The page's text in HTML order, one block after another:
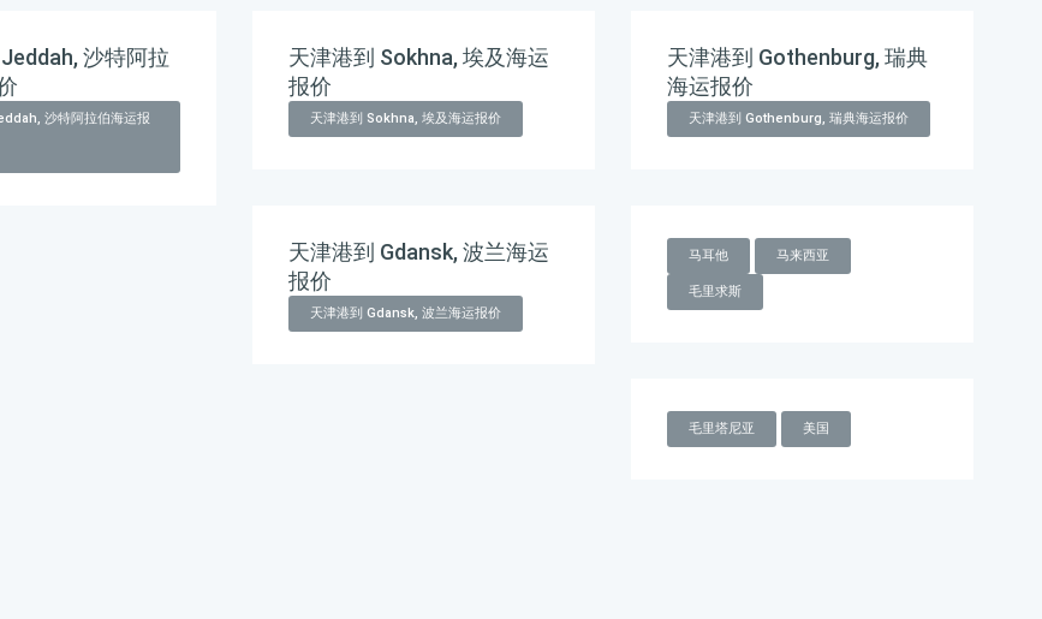
沙特阿拉
沙特阿拉伯海运报
天津港到 Sokhna, 埃及海运
报价
天津港到 Sokhna, 埃及海运报价
天津港到 Gothenburg, 瑞典
海运报价
天津港到 Gothenburg, 瑞典海运报价
天津港到 Gdansk, 波兰海运
报价
天津港到 Gdansk, 波兰海运报价
马耳他 马来西亚
毛里求斯
毛里塔尼亚 美国